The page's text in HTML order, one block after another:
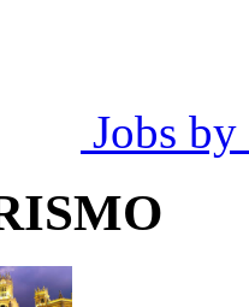
Jobs by